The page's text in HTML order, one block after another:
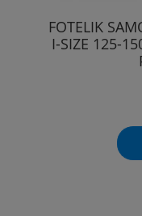
FOTELIK
I-SIZE 125-